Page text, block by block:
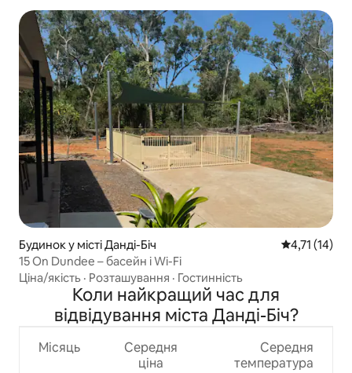
Будинок у місті Данді-Біч Середня
4,71 (14)
15 On Dundee – басейн і Wi-Fi
Ціна/якість · Розташування · Гостинність
Коли найкращий час для
відвідування міста Данді-Біч?
Місяць
Середня
ціна
Середня
температура